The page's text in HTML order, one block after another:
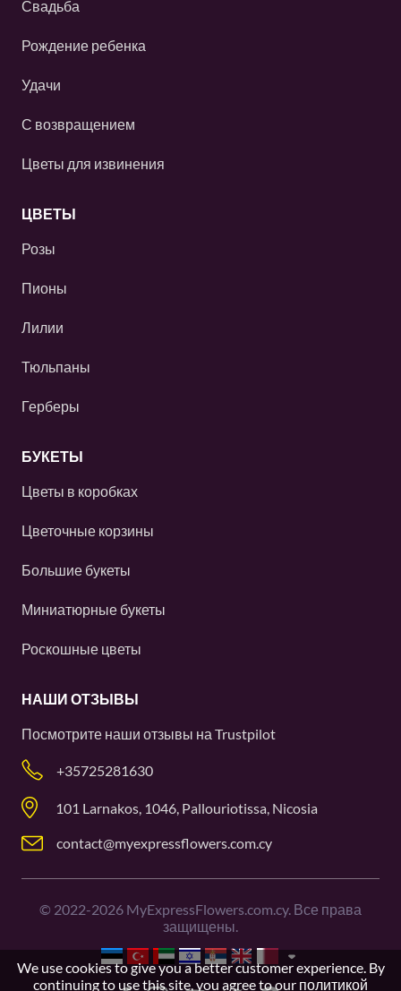
Свадьба
Рождение ребенка
Удачи
С возвращением
Цветы для извинения
ЦВЕТЫ
Розы
Пионы
Лилии
Тюльпаны
Герберы
БУКЕТЫ
Цветы в коробках
Цветочные корзины
Большие букеты
Миниатюрные букеты
Роскошные цветы
НАШИ ОТЗЫВЫ
Посмотрите наши отзывы на Trustpilot
+35725281630
101 Larnakos, 1046, Pallouriotissa, Nicosia
contact@myexpressflowers.com.cy
© 2022-2026 MyExpressFlowers.com.cy. Все права
защищены.
We use cookies to give you a better customer experience. By
continuing to use this site, you agree to our политикой